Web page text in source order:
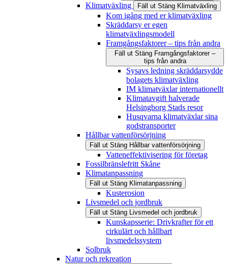
Klimatväxling Fäll ut Stäng Klimatväxling
Kom igång med er klimatväxling
Skräddarsy er egen
klimatväxlingsmodell
Framgångsfaktorer – tips från andra
Fäll ut Stäng Framgångsfaktorer –
tips från andra
Sysavs ledning skräddarsydde
bolagets klimatväxling
IM klimatväxlar internationellt
Klimatavgift halverade
Helsingborg Stads resor
Husqvarna klimatväxlar sina
godstransporter
Hållbar vattenförsörjning
Fäll ut Stäng Hållbar vattenförsörjning
Vatteneffektivisering för företag
Fossilbränslefritt Skåne
Klimatanpassning
Fäll ut Stäng Klimatanpassning
Kusterosion
Livsmedel och jordbruk
Fäll ut Stäng Livsmedel och jordbruk
Kunskapsserie: Drivkrafter för ett
cirkulärt och hållbart
livsmedelssystem
Solbruk
Natur och rekreation